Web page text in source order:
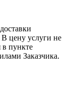
В цену услуги не
в пункте
Заказчика.